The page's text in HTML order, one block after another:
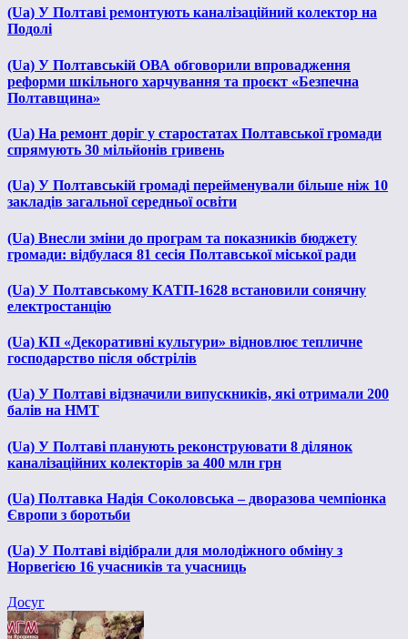
(Ua) У Полтаві ремонтують каналізаційний колектор на
Подолі
(Ua) У Полтавській ОВА обговорили впровадження
реформи шкільного харчування та проєкт «Безпечна
Полтавщина»
(Ua) На ремонт доріг у старостатах Полтавської громади
спрямують 30 мільйонів гривень
(Ua) У Полтавській громаді перейменували більше ніж 10
закладів загальної середньої освіти
(Ua) Внесли зміни до програм та показників бюджету
громади: відбулася 81 сесія Полтавської міської ради
(Ua) У Полтавському КАТП-1628 встановили сонячну
електростанцію
(Ua) КП «Декоративні культури» відновлює тепличне
господарство після обстрілів
(Ua) У Полтаві відзначили випускників, які отримали 200
балів на НМТ
(Ua) У Полтаві планують реконструювати 8 ділянок
каналізаційних колекторів за 400 млн грн
(Ua) Полтавка Надія Соколовська – дворазова чемпіонка
Європи з боротьби
(Ua) У Полтаві відібрали для молодіжного обміну з
Норвегією 16 учасників та учасниць
Досуг